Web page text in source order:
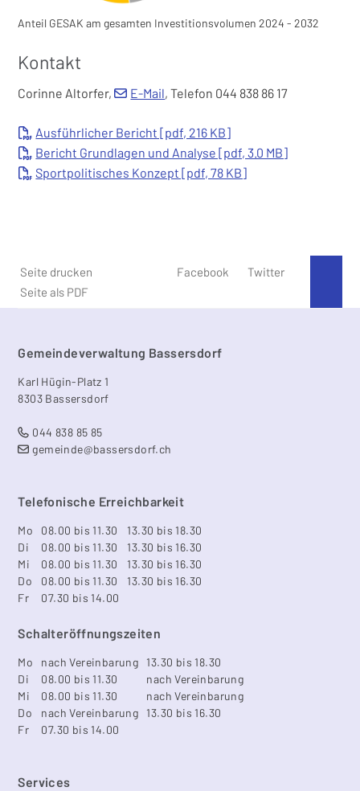
Anteil GESAK am gesamten Investitionsvolumen 2024 - 2032
Kontakt
Corinne Altorfer, E-Mail, Telefon 044 838 86 17
Ausführlicher Bericht [pdf, 216 KB]
Bericht Grundlagen und Analyse [pdf, 3.0 MB]
Sportpolitisches Konzept [pdf, 78 KB]
Seite drucken
Seite als PDF
Facebook Twitter
Footer
Gemeindeverwaltung Bassersdorf
Karl Hügin-Platz 1
8303 Bassersdorf
044 838 85 85
gemeinde@bassersdorf.ch
Telefonische Erreichbarkeit
Mo 08.00 bis 11.30
13.30 bis 18.30
Di
08.00 bis 11.30
13.30 bis 16.30
Mi
08.00 bis 11.30
13.30 bis 16.30
Do
08.00 bis 11.30
13.30 bis 16.30
Fr
07.30 bis 14.00
Schalteröffnungszeiten
Mo nach Vereinbarung
13.30 bis 18.30
Di
08.00 bis 11.30
nach Vereinbarung
Mi
08.00 bis 11.30
nach Vereinbarung
Do
nach Vereinbarung
13.30 bis 16.30
Fr
07.30 bis 14.00
Services